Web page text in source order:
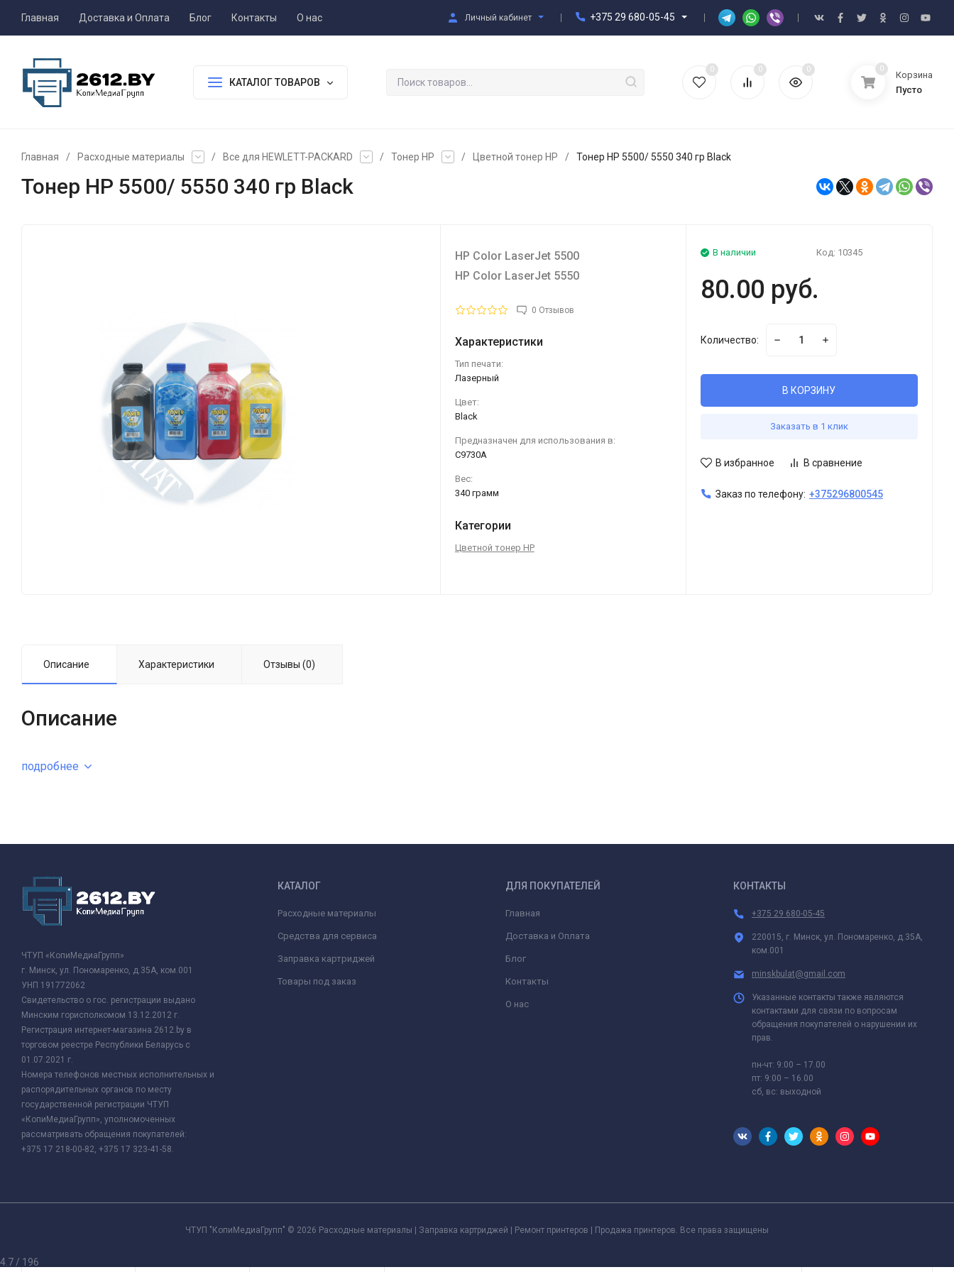
Главная Доставка и Оплата Блог Контакты О нас Личный кабинет +375 29 680-05-45
КАТАЛОГ ТОВАРОВ
0 0 0 0
Корзина
Пусто
Главная / Расходные материалы / Все для HEWLETT-PACKARD / Тонер HP / Цветной тонер HP / Тонер HP 5500/ 5550 340 гр Black
Тонер HP 5500/ 5550 340 гр Black
HP Color LaserJet 5500
HP Color LaserJet 5550
0 Отзывов
Характеристики
Тип печати:
Лазерный
Цвет:
Black
Предназначен для использования в:
C9730A
Вес:
340 грамм
Категории
Цветной тонер HP
В наличии Код: 10345
80.00 руб.
Количество:
В КОРЗИНУ
Заказать в 1 клик
В избранное В сравнение
Заказ по телефону: +375296800545
Описание Характеристики Отзывы (0)
Описание
подробнее
ЧТУП «КопиМедиаГрупп»
г. Минск, ул. Пономаренко, д.35А, ком.001
УНП 191772062
Свидетельство о гос. регистрации выдано
Минским горисполкомом 13.12.2012 г.
Регистрация интернет-магазина 2612.by в
торговом реестре Республики Беларусь с
01.07.2021 г.
Номера телефонов местных исполнительных и
распорядительных органов по месту
государственной регистрации ЧТУП
«КопиМедиаГрупп», уполномоченных
рассматривать обращения покупателей:
+375 17 218-00-82, +375 17 323-41-58.
КАТАЛОГ
Расходные материалы
Средства для сервиса
Заправка картриджей
Товары под заказ
ДЛЯ ПОКУПАТЕЛЕЙ
Главная
Доставка и Оплата
Блог
Контакты
О нас
КОНТАКТЫ
+375 29 680-05-45
220015, г. Минск, ул. Пономаренко, д.35А,
ком.001
minskbulat@gmail.com
Указанные контакты также являются
контактами для связи по вопросам
обращения покупателей о нарушении их
прав.
пн-чт: 9:00 – 17.00
пт: 9:00 – 16.00
сб, вс: выходной
ЧТУП "КопиМедиаГрупп" © 2026 Расходные материалы | Заправка картриджей | Ремонт принтеров | Продажа принтеров. Все права защищены
4.7 / 196